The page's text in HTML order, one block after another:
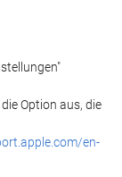
Option aus, die
en-